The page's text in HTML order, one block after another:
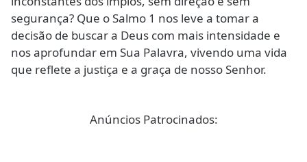
segurança? Que o Salmo 1 nos leve a tomar a
decisão de buscar a Deus com mais intensidade e
nos aprofundar em Sua Palavra, vivendo uma vida
que reflete a justiça e a graça de nosso Senhor.
Anúncios Patrocinados: